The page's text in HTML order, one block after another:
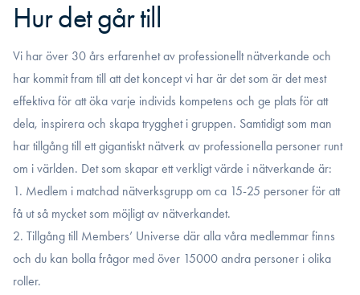
Hur det går till
Vi har över 30 års erfarenhet av professionellt nätverkande och
har kommit fram till att det koncept vi har är det som är det mest
effektiva för att öka varje individs kompetens och ge plats för att
dela, inspirera och skapa trygghet i gruppen. Samtidigt som man
har tillgång till ett gigantiskt nätverk av professionella personer runt
om i världen. Det som skapar ett verkligt värde i nätverkande är:
1. Medlem i matchad nätverksgrupp om ca 15-25 personer för att
få ut så mycket som möjligt av nätverkandet.
2. Tillgång till Members’ Universe där alla våra medlemmar finns
och du kan bolla frågor med över 15000 andra personer i olika
roller.